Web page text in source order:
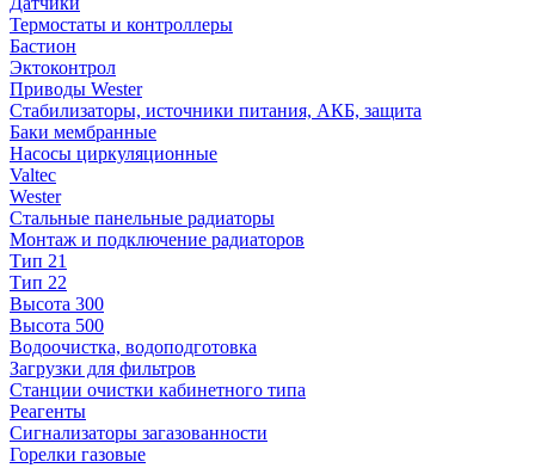
Термостаты и контроллеры
Бастион
Эктоконтрол
Приводы Wester
Стабилизаторы, источники питания, АКБ, защита
Баки мембранные
Насосы циркуляционные
Valtec
Wester
Стальные панельные радиаторы
Монтаж и подключение радиаторов
Тип 21
Тип 22
Высота 300
Высота 500
Водоочистка, водоподготовка
Загрузки для фильтров
Станции очистки кабинетного типа
Реагенты
Сигнализаторы загазованности
Горелки газовые